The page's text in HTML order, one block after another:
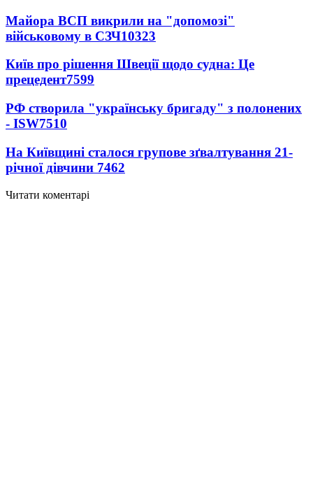
Майора ВСП викрили на "допомозі"
військовому в СЗЧ10323
Київ про рішення Швеції щодо судна: Це
прецедент7599
РФ створила "українську бригаду" з полонених
- ISW7510
На Київщині сталося групове зґвалтування 21-
річної дівчини 7462
Читати коментарі